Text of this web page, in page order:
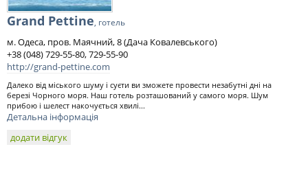
Grand Pettine, готель
м. Одеса, пров. Маячний, 8 (Дача Ковалевського)
+38 (048) 729-55-80, 729-55-90
http://grand-pettine.com
Далеко від міського шуму і суєти ви зможете провести незабутні дні на
березі Чорного моря. Наш готель розташований у самого моря. Шум
прибою і шелест накочується хвилі...
Детальна інформація
додати відгук